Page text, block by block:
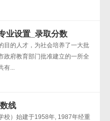
业设置_录取分数
目的人才，为社会培养了一大批
政府教育部门批准建立的一所全
有...
线
校）始建于1958年, 1987年经重